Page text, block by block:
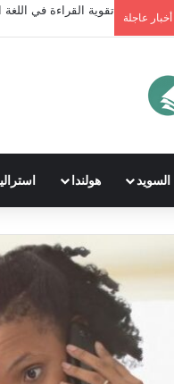
أخبار عاجلة
تقوية القراءة في اللغة
السويد هولندا